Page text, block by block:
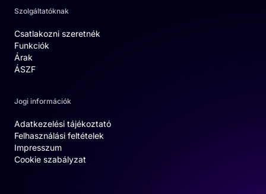
Szolgáltatóknak
Csatlakozni szeretnék
Funkciók
Árak
ÁSZF
Jogi információk
Adatkezelési tájékoztató
Felhasználási feltételek
Impresszum
Cookie szabályzat